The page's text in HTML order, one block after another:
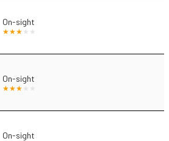
On-sight
On-sight
On-sight